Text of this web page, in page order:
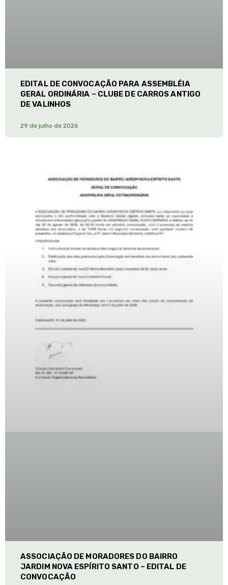
EDITAL DE CONVOCAÇÃO PARA ASSEMBLÉIA
GERAL ORDINÁRIA – CLUBE DE CARROS ANTIGO
DE VALINHOS
29 de julho de 2026
ASSOCIAÇÃO DE MORADORES DO BAIRRO
JARDIM NOVA ESPÍRITO SANTO – EDITAL DE
CONVOCAÇÃO